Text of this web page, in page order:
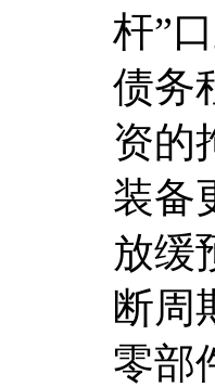
杆”
债务
资的
装备
放缓
断周
零部